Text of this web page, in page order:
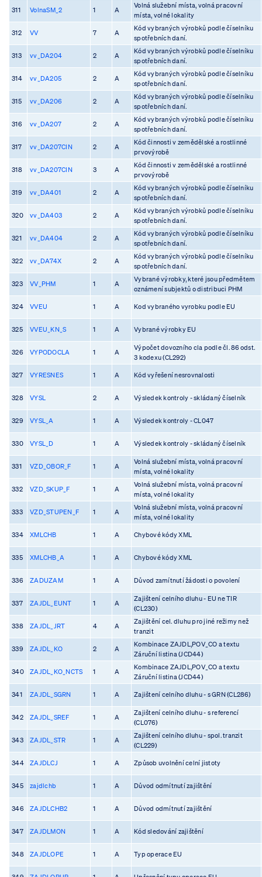
311 VolnaSM_2 1 A
Volná služební místa, volná pracovní
místa, volné lokality
312 VV 7 A
Kód vybraných výrobků podle číselníku
spotřebních daní.
313 vv_DA204 2 A
Kód vybraných výrobků podle číselníku
spotřebních daní.
314 vv_DA205 2 A
Kód vybraných výrobků podle číselníku
spotřebních daní.
315 vv_DA206 2 A
Kód vybraných výrobků podle číselníku
spotřebních daní.
316 vv_DA207 2 A
Kód vybraných výrobků podle číselníku
spotřebních daní.
317 vv_DA207CIN 2 A
Kód činnosti v zemědělské a rostlinné
prvovýrobě
318 vv_DA207CIN 3 A
Kód činnosti v zemědělské a rostlinné
prvovýrobě
319 vv_DA401 2 A
Kód vybraných výrobků podle číselníku
spotřebních daní.
320 vv_DA403 2 A
Kód vybraných výrobků podle číselníku
spotřebních daní.
321 vv_DA404 2 A
Kód vybraných výrobků podle číselníku
spotřebních daní.
322 vv_DA74X 2 A
Kód vybraných výrobků podle číselníku
spotřebních daní.
323 VV_PHM 1 A
Vybrané výrobky, které jsou předmětem
oznámení subjektů o distribuci PHM
324 VVEU 1 A Kod vybraného vyrobku podle EU
325 VVEU_KN_S 1 A Vybrané výrobky EU
326 VYPODOCLA 1 A
Výpočet dovozního cla podle čl. 86 odst.
3 kodexu (CL292)
327 VYRESNES 1 A Kód vyřešení nesrovnalosti
328 VYSL 2 A Výsledek kontroly - skládaný číselník
329 VYSL_A 1 A Výsledek kontroly - CL047
330 VYSL_D 1 A Výsledek kontroly - skládaný číselník
331 VZD_OBOR_F 1 A
Volná služební místa, volná pracovní
místa, volné lokality
332 VZD_SKUP_F 1 A
Volná služební místa, volná pracovní
místa, volné lokality
333 VZD_STUPEN_F 1 A
Volná služební místa, volná pracovní
místa, volné lokality
334 XMLCHB 1 A Chybové kódy XML
335 XMLCHB_A 1 A Chybové kódy XML
336 ZADUZAM 1 A Důvod zamítnutí žádosti o povolení
337 ZAJDL_EUNT 1 A
Zajištení celního dluhu - EU ne TIR
(CL230)
338 ZAJDL_JRT 4 A
Zajištění cel. dluhu pro jiné režimy než
tranzit
339 ZAJDL_KO 2 A
Kombinace ZAJDL,POV_CO a textu
Záruční listina (JCD44)
340 ZAJDL_KO_NCTS 1 A
Kombinace ZAJDL,POV_CO a textu
Záruční listina (JCD44)
341 ZAJDL_SGRN 1 A Zajištení celního dluhu - s GRN (CL286)
342 ZAJDL_SREF 1 A
Zajištení celního dluhu - s referencí
(CL076)
343 ZAJDL_STR 1 A
Zajištení celního dluhu - spol. tranzit
(CL229)
344 ZAJDLCJ 1 A Způsob uvolnění celní jistoty
345 zajdlchb 1 A Důvod odmítnutí zajištění
346 ZAJDLCHB2 1 A Důvod odmítnutí zajištění
347 ZAJDLMON 1 A Kód sledování zajištění
348 ZAJDLOPE 1 A Typ operace EU